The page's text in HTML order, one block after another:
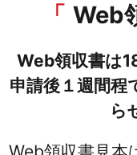
Web
Web領収書は
申請後１週間程
ら